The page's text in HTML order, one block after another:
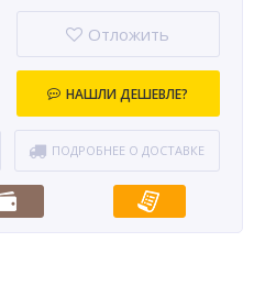
Отложить
НАШЛИ ДЕШЕВЛЕ?
ПОДРОБНЕЕ О ДОСТАВКЕ